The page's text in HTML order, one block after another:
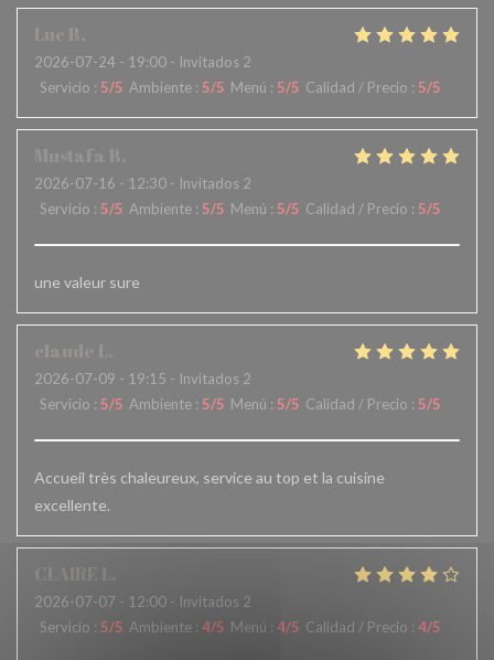
2026-07-24 - 19:00 - Invitados 2
Servicio : 5/5 Ambiente : 5/5 Menú : 5/5 Calidad / Precio : 5/5
2026-07-16 - 12:30 - Invitados 2
Servicio : 5/5 Ambiente : 5/5 Menú : 5/5 Calidad / Precio : 5/5
une valeur sure
2026-07-09 - 19:15 - Invitados 2
Servicio : 5/5 Ambiente : 5/5 Menú : 5/5 Calidad / Precio : 5/5
Accueil très chaleureux, service au top et la cuisine
excellente.
2026-07-07 - 12:00 - Invitados 2
Servicio : 5/5 Ambiente : 4/5 Menú : 4/5 Calidad / Precio : 4/5